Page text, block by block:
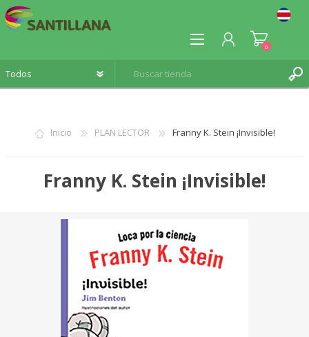
INICIA SESIÓN
0
Inicio PLAN LECTOR Franny K. Stein ¡Invisible!
Franny K. Stein ¡Invisible!